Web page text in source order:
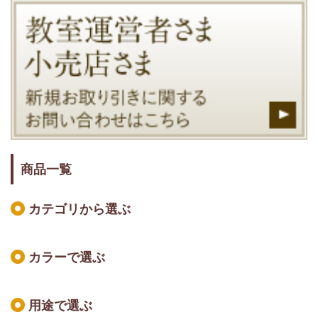
商品一覧
カテゴリから選ぶ
カラーで選ぶ
用途で選ぶ